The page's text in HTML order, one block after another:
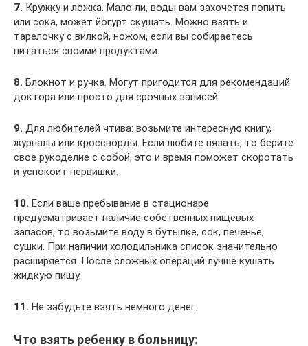
7. Кружку и ложка. Мало ли, воды вам захочется попить
или сока, может йогурт скушать. Можно взять и
тарелочку с вилкой, ножом, если вы собираетесь
питаться своими продуктами.
8. Блокнот и ручка. Могут пригодится для рекомендаций
доктора или просто для срочных записей.
9. Для любителей чтива: возьмите интересную книгу,
журналы или кроссворды. Если любите вязать, то берите
свое рукоделие с собой, это и время поможет скоротать
и успокоит нервишки.
10. Если ваше пребывание в стационаре
предусматривает наличие собственных пищевых
запасов, то возьмите воду в бутылке, сок, печенье,
сушки. При наличии холодильника список значительно
расширяется. После сложных операций лучше кушать
жидкую пищу.
11. Не забудьте взять немного денег.
Что взять ребенку в больницу: